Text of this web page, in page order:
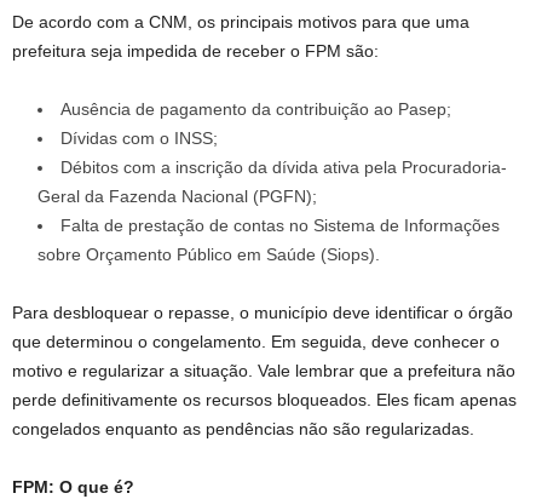
De acordo com a CNM, os principais motivos para que uma
prefeitura seja impedida de receber o FPM são:
Ausência de pagamento da contribuição ao Pasep;
Dívidas com o INSS;
Débitos com a inscrição da dívida ativa pela Procuradoria-
Geral da Fazenda Nacional (PGFN);
Falta de prestação de contas no Sistema de Informações
sobre Orçamento Público em Saúde (Siops).
Para desbloquear o repasse, o município deve identificar o órgão
que determinou o congelamento. Em seguida, deve conhecer o
motivo e regularizar a situação. Vale lembrar que a prefeitura não
perde definitivamente os recursos bloqueados. Eles ficam apenas
congelados enquanto as pendências não são regularizadas.
FPM: O que é?